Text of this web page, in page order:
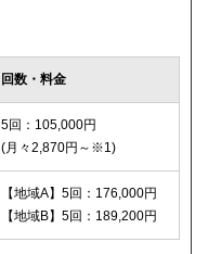
回数・料金
5回：105,000円
(月々2,870円～※1)
【地域A】5回：176,000円
【地域B】5回：189,200円